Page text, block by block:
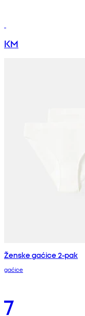
KM
Ženske gaćice 2-pak
gaćice
7